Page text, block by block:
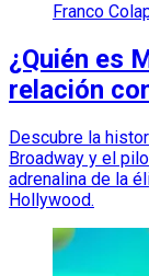
Franco
¿Quién es
relación
Descubre la
Broadway y el
adrenalina de la
Hollywood.